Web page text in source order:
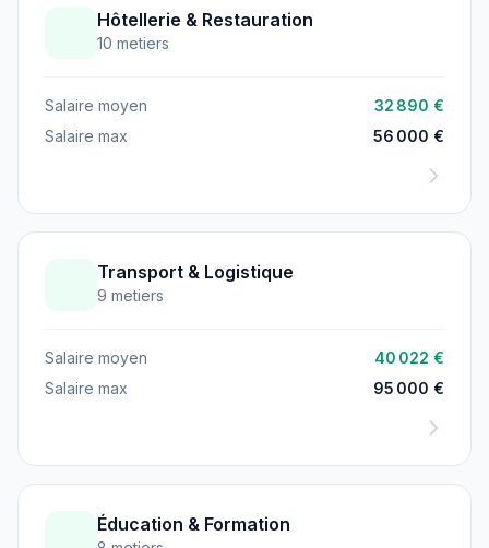
Hôtellerie & Restauration
10 metiers
Salaire moyen
32 890 €
Salaire max
56 000 €
Transport & Logistique
9 metiers
Salaire moyen
40 022 €
Salaire max
95 000 €
Éducation & Formation